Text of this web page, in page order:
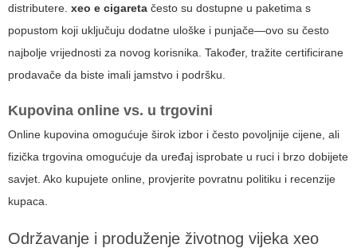
distributere. xeo e cigareta često su dostupne u paketima s
popustom koji uključuju dodatne uloške i punjače—ovo su često
najbolje vrijednosti za novog korisnika. Također, tražite certificirane
prodavače da biste imali jamstvo i podršku.
Kupovina online vs. u trgovini
Online kupovina omogućuje širok izbor i često povoljnije cijene, ali
fizička trgovina omogućuje da uređaj isprobate u ruci i brzo dobijete
savjet. Ako kupujete online, provjerite povratnu politiku i recenzije
kupaca.
Održavanje i produženje životnog vijeka xeo